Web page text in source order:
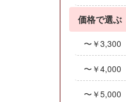
価格で選ぶ
〜￥3,300
〜￥4,000
〜￥5,000